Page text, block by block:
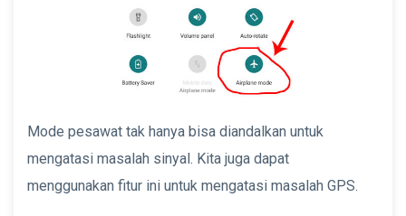
Mode pesawat tak hanya bisa diandalkan untuk
mengatasi masalah sinyal. Kita juga dapat
menggunakan fitur ini untuk mengatasi masalah GPS.